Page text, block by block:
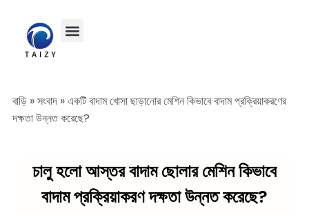
বাড়ি »সংবাদ »একটি বাদাম খোসা ছাড়ানোর মেশিন কিভাবে বাদাম প্রক্রিয়াকরণের
দক্ষতা উন্নত করেছে?
চালু হলো আস্তর বাদাম ছোলার মেশিন কিভাবে
বাদাম প্রক্রিয়াকরণ দক্ষতা উন্নত করেছে?